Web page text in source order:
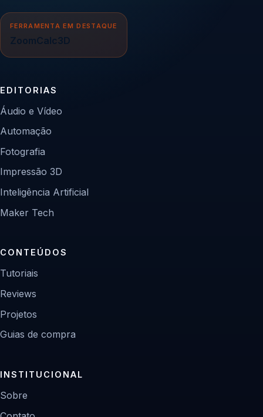
FERRAMENTA EM DESTAQUE
ZoomCalc3D
EDITORIAS
Áudio e Vídeo
Automação
Fotografia
Impressão 3D
Inteligência Artificial
Maker Tech
CONTEÚDOS
Tutoriais
Reviews
Projetos
Guias de compra
INSTITUCIONAL
Sobre